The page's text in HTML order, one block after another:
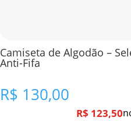
Camiseta de Algodão –
Anti-Fifa
R$ 130,00
R$ 123,50